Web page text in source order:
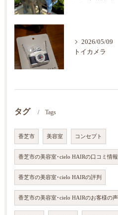
2026/05/09
トイカメラ
タグ Tags
香芝市 美容室 コンセプト
香芝市の美容室･cielo HAIRの口コミ情報
香芝市の美容室･cielo HAIRの評判
香芝市の美容室･cielo HAIRのお客様の声